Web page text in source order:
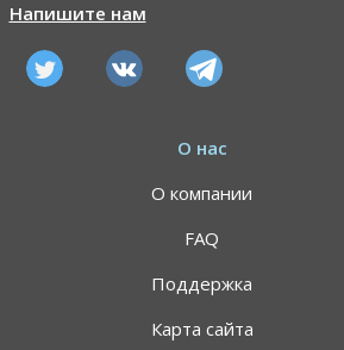
Напишите нам
О нас
О компании
FAQ
Поддержка
Карта сайта